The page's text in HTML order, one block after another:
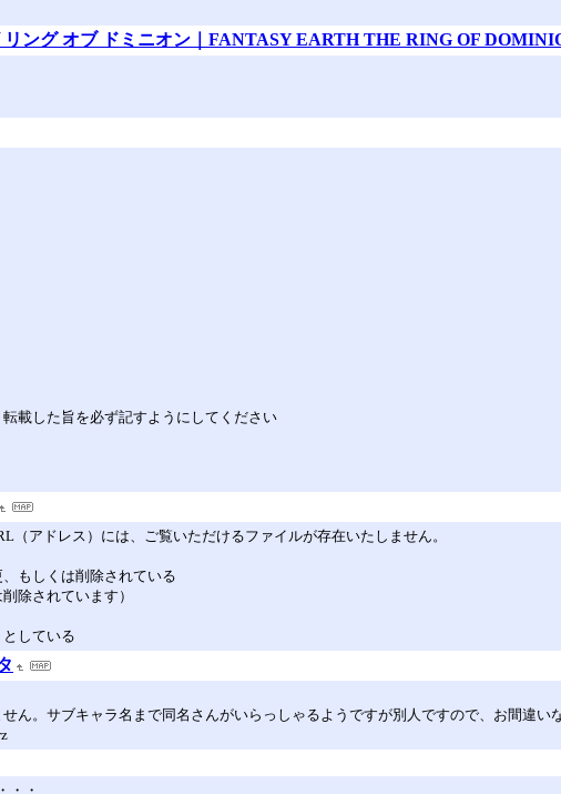
リング オブ ドミニオン｜FANTASY EARTH THE RING OF
載した旨を必ず記すようにしてください
（アドレス）には、ご覧いただけるファイルが存在いたしません。
もしくは削除されている
除されています）
している
ん。サブキャラ名まで同名さんがいらっしゃるようですが別人ですので、お間違い
・・